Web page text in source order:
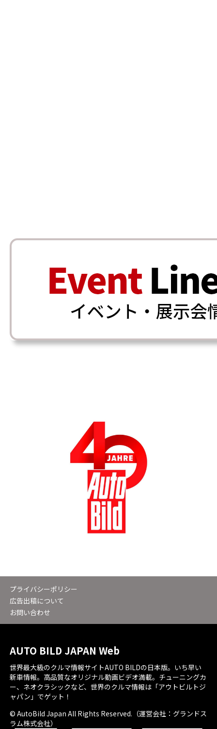
プライバシーポリシー
広告出稿について
お問い合わせ
AUTO BILD JAPAN Web
世界最大級のクルマ情報サイトAUTO BILDの日本版。いち早い
新車情報。高品質なオリジナル動画ビデオ満載。チューニングカ
ー、ネオクラシックなど、世界のクルマ情報は「アウトビルトジ
ャパン」でゲット！
© AutoBild Japan All Rights Reserved.（運営会社：グランドス
ラム株式会社）